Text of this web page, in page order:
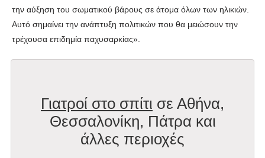
την αύξηση του σωματικού βάρους σε άτομα όλων των ηλικιών.
Αυτό σημαίνει την ανάπτυξη πολιτικών που θα μειώσουν την
τρέχουσα επιδημία παχυσαρκίας».
Γιατροί στο σπίτι σε Αθήνα,
Θεσσαλονίκη, Πάτρα και
άλλες περιοχές